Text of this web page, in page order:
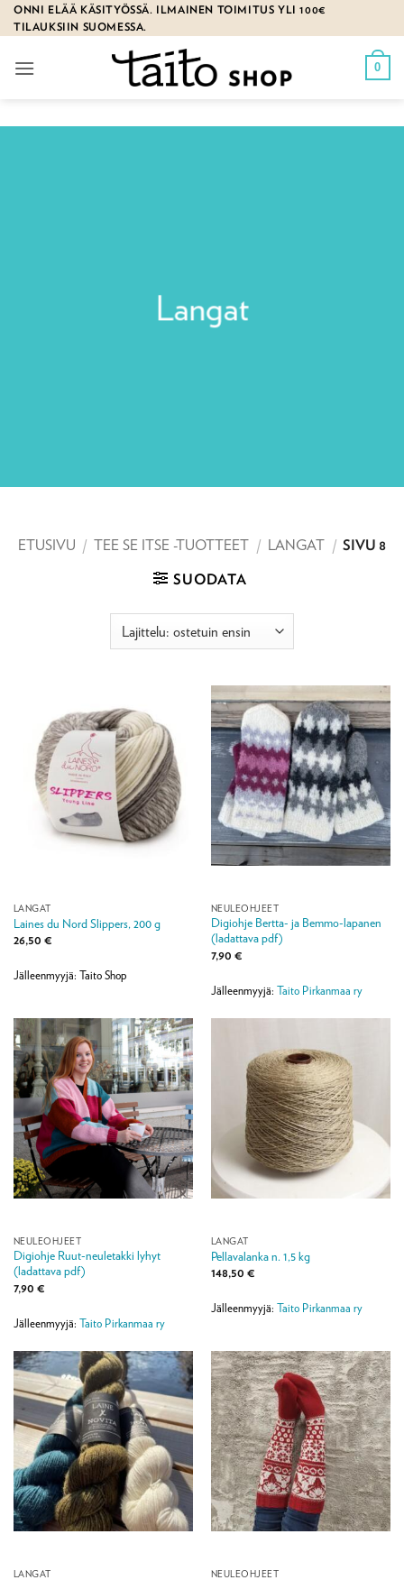
Skip
to
ONNI ELÄÄ KÄSITYÖSSÄ. ILMAINEN TOIMITUS YLI 100€
TILAUKSIIN SUOMESSA.
0
Langat
ETUSIVU / TEE SE ITSE -TUOTTEET / LANGAT / SIVU 8
SUODATA
LANGAT
Laines du Nord Slippers, 200 g
26,50 €
Jälleenmyyjä: Taito Shop
NEULEOHJEET
Digiohje Bertta- ja Bemmo-lapanen
(ladattava pdf)
7,90 €
Jälleenmyyjä: Taito Pirkanmaa ry
NEULEOHJEET
Digiohje Ruut-neuletakki lyhyt
(ladattava pdf)
7,90 €
Jälleenmyyjä: Taito Pirkanmaa ry
LANGAT
Pellavalanka n. 1,5 kg
148,50 €
Jälleenmyyjä: Taito Pirkanmaa ry
LANGAT NEULEOHJEET